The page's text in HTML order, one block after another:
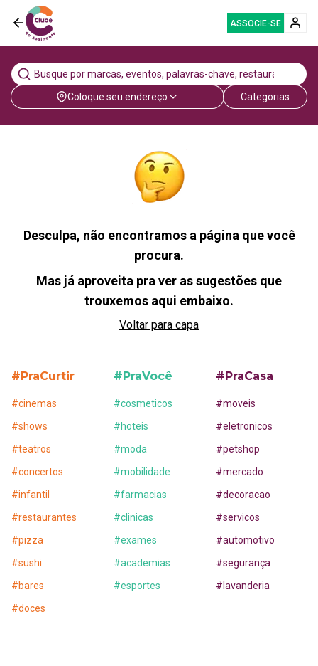
ASSOCIE-SE
Coloque seu endereço Categorias
Desculpa, não encontramos a página que você
procura.
Mas já aproveita pra ver as sugestões que
trouxemos aqui embaixo.
Voltar para capa
#PraCurtir
#cinemas
#shows
#teatros
#concertos
#infantil
#restaurantes
#pizza
#sushi
#bares
#doces
#PraVocê
#cosmeticos
#hoteis
#moda
#mobilidade
#farmacias
#clinicas
#exames
#academias
#esportes
#PraCasa
#moveis
#eletronicos
#petshop
#mercado
#decoracao
#servicos
#automotivo
#segurança
# lavanderia